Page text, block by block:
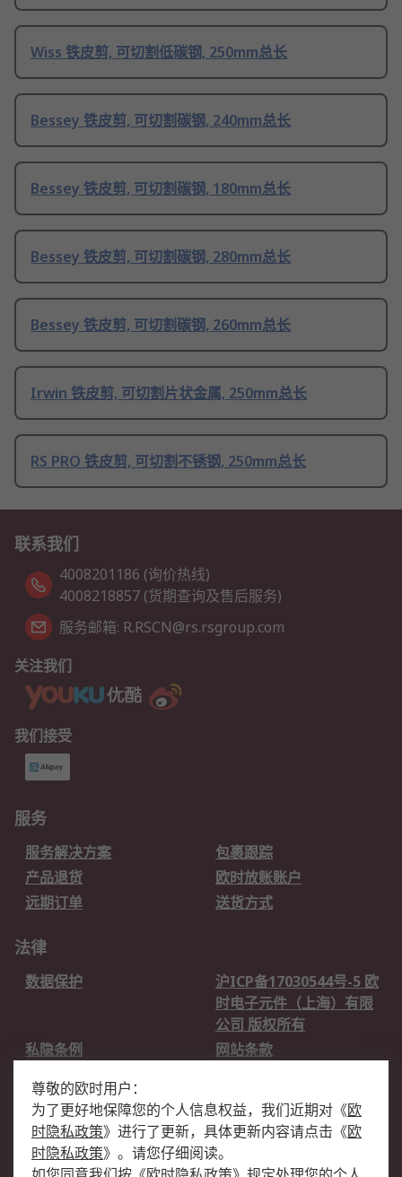
Wiss 铁皮剪, 可切割低碳钢, 250mm总长
Bessey 铁皮剪, 可切割碳钢, 240mm总长
Bessey 铁皮剪, 可切割碳钢, 180mm总长
Bessey 铁皮剪, 可切割碳钢, 280mm总长
Bessey 铁皮剪, 可切割碳钢, 260mm总长
Irwin 铁皮剪, 可切割片状金属, 250mm总长
RS PRO 铁皮剪, 可切割不锈钢, 250mm总长
联系我们
4008201186 (询价热线)
4008218857 (货期查询及售后服务)
服务邮箱: R.RSCN@rs.rsgroup.com
关注我们
我们接受
服务
服务解决方案
包裹跟踪
产品退货
欧时放账账户
远期订单
送货方式
法律
数据保护
沪ICP备17030544号-5 欧
时电子元件（上海）有限
公司 版权所有
私隐条例
网站条款
关于欧时
欧时销售条款
账户和付款
尊敬的欧时用户：
为了更好地保障您的个人信息权益，我们近期对 《欧
时隐私政策》 进行了更新，具体更新内容请点击 《欧
时隐私政策》 。请您仔细阅读。